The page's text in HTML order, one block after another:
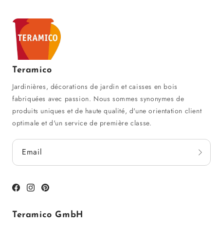
Teramico
Jardinières, décorations de jardin et caisses en bois
fabriquées avec passion. Nous sommes synonymes de
produits uniques et de haute qualité, d'une orientation client
optimale et d'un service de première classe.
Email
Facebook
InstagramPinterest
Teramico GmbH